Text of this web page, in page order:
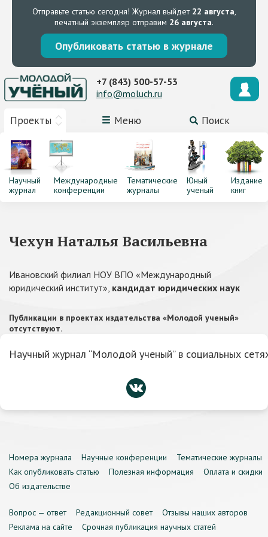
Отправьте статью сегодня! Журнал выйдет 22 августа,
печатный экземпляр отправим 26 августа.
Опубликовать статью в журнале
Проекты Меню Поиск
+7 (843) 500-57-53
info@moluch.ru
Научный
журнал
Международные
конференции
Тематические
журналы
Юный
ученый
Издание
книг
Чехун Наталья Васильевна
Ивановский филиал НОУ ВПО «Международный
юридический институт», кандидат юридических наук
Публикации в проектах издательства «Молодой ученый»
отсутствуют.
Научный журнал “Молодой ученый” в социальных
Номера журнала Научные конференции
Тематические журналы
Как опубликовать статью
Полезная информация
Оплата и скидки
Об издательстве
Вопрос — ответ Редакционный совет
Отзывы наших авторов
Реклама на сайте
Срочная публикация научных статей